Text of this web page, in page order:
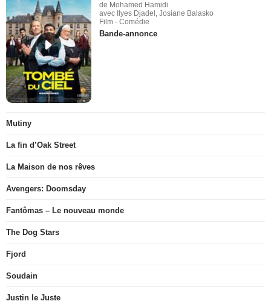
de Mohamed Hamidi
avec Ilyes Djadel, Josiane Balasko
Film - Comédie
Bande-annonce
Mutiny
La fin d’Oak Street
La Maison de nos rêves
Avengers: Doomsday
Fantômas – Le nouveau monde
The Dog Stars
Fjord
Soudain
Justin le Juste